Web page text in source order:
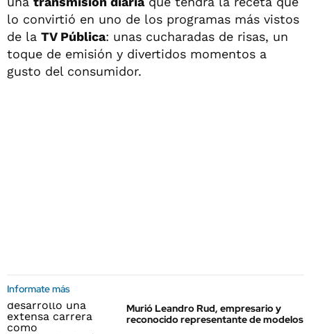
lo convirtió en uno de los programas más vistos
de la TV Pública: unas cucharadas de risas, un
toque de emisión y divertidos momentos a
gusto del consumidor.
Informate más
Murió Leandro Rud, empresario y
reconocido representante de modelos